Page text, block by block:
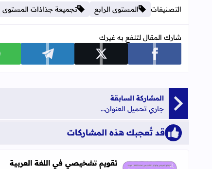
التصنيفات المستوى الرابع تجميعة جذاذات المستوى
شارك المقال لتنفع به غيرك
شارك على facebook شارك على x شارك على telegram
المشاركة السابقة
جاري تحميل العنوان...
قد تُعجبك هذه المشاركات
تقويم تشخيصي في اللغة العربية